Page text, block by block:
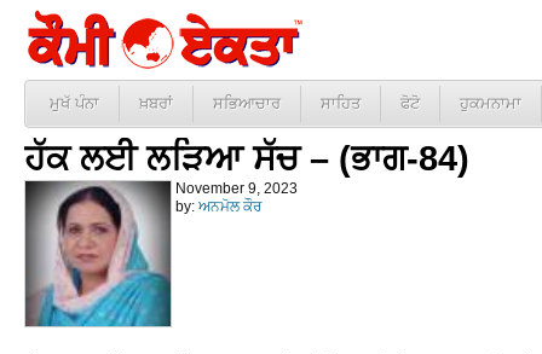
ਮੁਖੱ ਪੰਨਾ ਖ਼ਬਰਾਂ ਸਭਿਆਚਾਰ ਸਾਹਿਤ ਫੋਟੋ ਹੁਕਮਨਾਮਾ
ਹੱਕ ਲਈ ਲੜਿਆ ਸੱਚ – (ਭਾਗ-84)
November 9, 2023
by: ਅਨਮੋਲ ਕੌਰ